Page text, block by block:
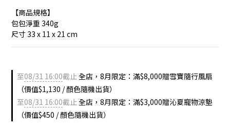
【商品規格】
包包淨重 340g
尺寸 33 x 11 x 21 cm
至08/31 16:00截止全店，8月限定：滿$8,000贈雪寶隨行風扇
（價值$1,130 / 顏色隨機出貨）
至08/31 16:00截止全店，8月限定：滿$3,000贈沁夏寵物涼墊
（價值$450 / 顏色隨機出貨）